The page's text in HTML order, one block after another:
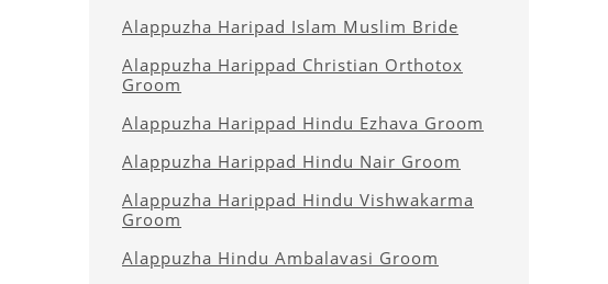
Alappuzha Haripad Islam Muslim Bride
Alappuzha Harippad Christian Orthotox
Groom
Alappuzha Harippad Hindu Ezhava Groom
Alappuzha Harippad Hindu Nair Groom
Alappuzha Harippad Hindu Vishwakarma
Groom
Alappuzha Hindu Ambalavasi Groom